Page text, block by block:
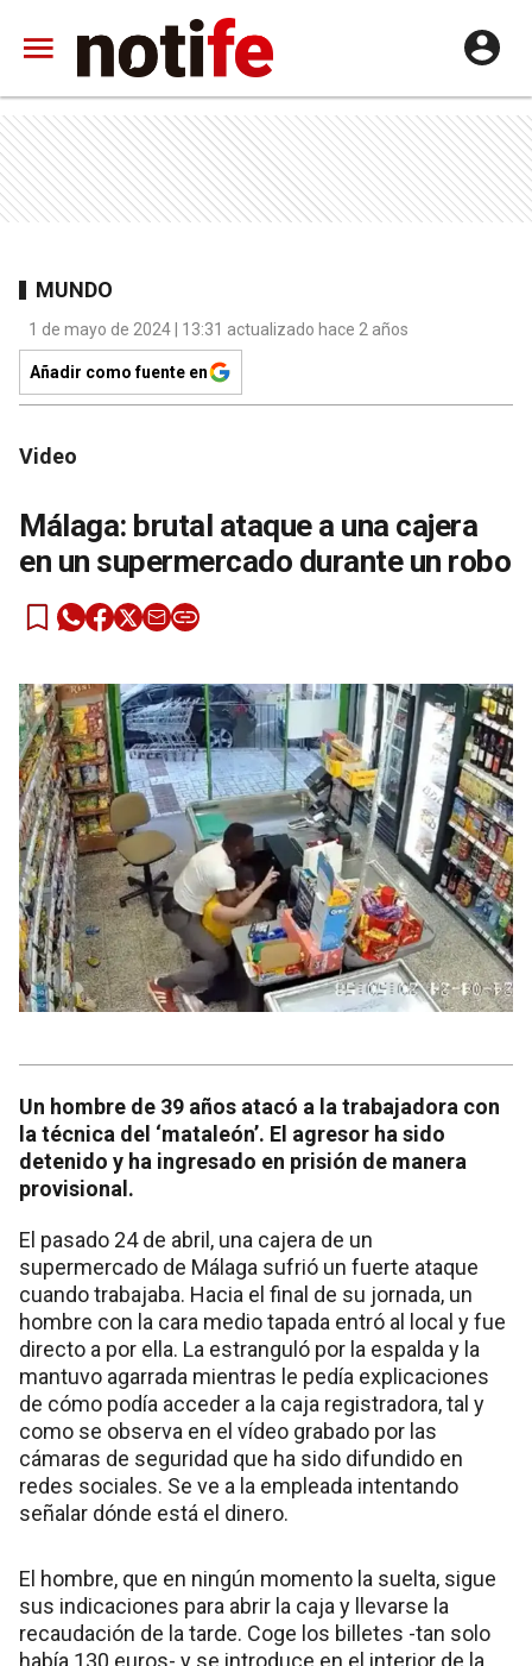
MUNDO
1 de mayo de 2024 | 13:31 actualizado hace 2 años
Añadir como fuente en
Video
Málaga: brutal ataque a una cajera
en un supermercado durante un robo
Un hombre de 39 años atacó a la trabajadora con
la técnica del ‘mataleón’. El agresor ha sido
detenido y ha ingresado en prisión de manera
provisional.
El pasado 24 de abril, una cajera de un
supermercado de Málaga sufrió un fuerte ataque
cuando trabajaba. Hacia el final de su jornada, un
hombre con la cara medio tapada entró al local y fue
directo a por ella. La estranguló por la espalda y la
mantuvo agarrada mientras le pedía explicaciones
de cómo podía acceder a la caja registradora, tal y
como se observa en el vídeo grabado por las
cámaras de seguridad que ha sido difundido en
redes sociales. Se ve a la empleada intentando
señalar dónde está el dinero.
El hombre, que en ningún momento la suelta, sigue
sus indicaciones para abrir la caja y llevarse la
recaudación de la tarde. Coge los billetes -tan solo
había 130 euros- y se introduce en el interior de la